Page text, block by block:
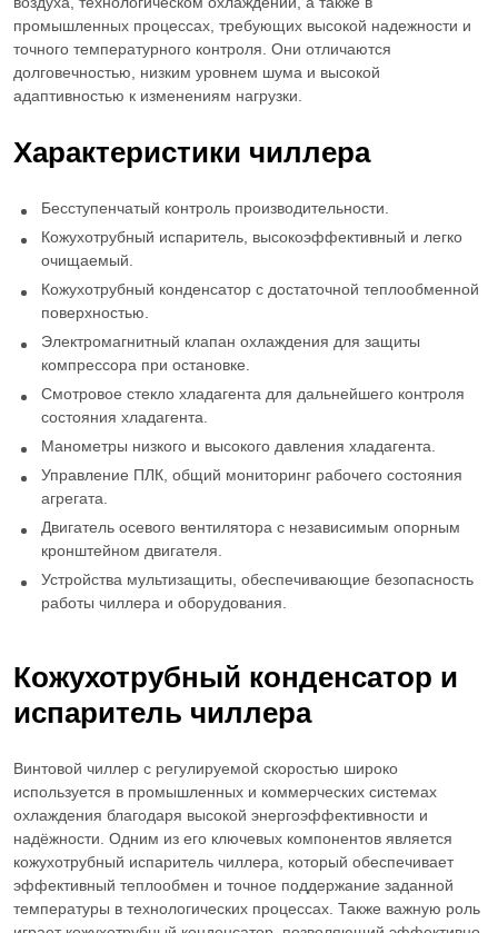
промышленных процессах, требующих высокой надежности и
точного температурного контроля. Они отличаются
долговечностью, низким уровнем шума и высокой
адаптивностью к изменениям нагрузки.
Характеристики чиллера
Бесступенчатый контроль производительности.
Кожухотрубный испаритель, высокоэффективный и легко
очищаемый.
Кожухотрубный конденсатор с достаточной теплообменной
поверхностью.
Электромагнитный клапан охлаждения для защиты
компрессора при остановке.
Смотровое стекло хладагента для дальнейшего контроля
состояния хладагента.
Манометры низкого и высокого давления хладагента.
Управление ПЛК, общий мониторинг рабочего состояния
агрегата.
Двигатель осевого вентилятора с независимым опорным
кронштейном двигателя.
Устройства мультизащиты, обеспечивающие безопасность
работы чиллера и оборудования.
Кожухотрубный конденсатор и
испаритель чиллера
Винтовой чиллер с регулируемой скоростью широко
используется в промышленных и коммерческих системах
охлаждения благодаря высокой энергоэффективности и
надёжности. Одним из его ключевых компонентов является
кожухотрубный испаритель чиллера , который обеспечивает
эффективный теплообмен и точное поддержание заданной
температуры в технологических процессах. Также важную роль